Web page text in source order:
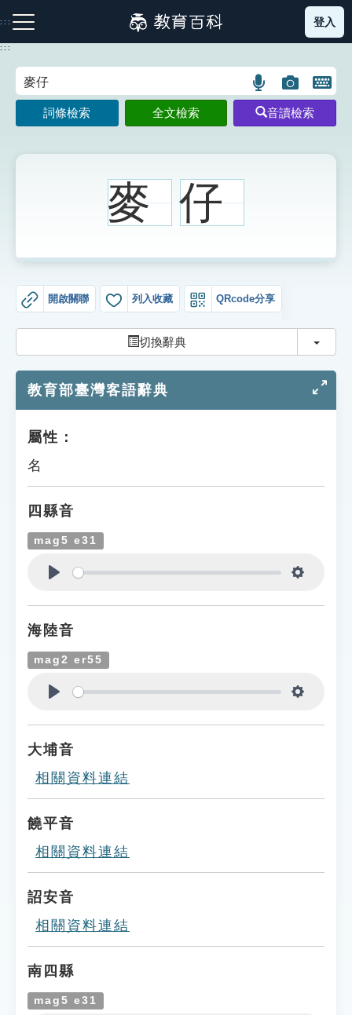
到
主
:::
注音索引圖示 筆畫索引圖示 部首索引表圖示
生字詞彙表
知識索引
遊戲專區
教學應用
貓頭鷹博士
登入
:::
語
言
搜
圖
片
搜
開
鍵
圖
詞條檢索 全文檢索 音讀檢索
麥 仔
開啟關聯 列入收藏 QRcode分享
切換辭典 切換
教育部臺灣客語辭典
屬性：
名
四縣音
mag5 e31
海陸音
mag2 er55
大埔音
相關資料連結
饒平音
相關資料連結
詔安音
相關資料連結
南四縣
mag5 e31